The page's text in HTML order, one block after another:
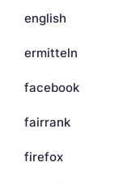
english
ermitteln
facebook
fairrank
firefox